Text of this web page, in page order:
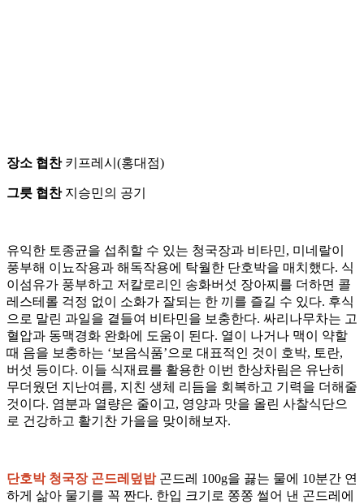
장소 협찬키프레시(홍대점)
그릇 협찬지승민의 공기
유익한 토종균을 섭취할 수 있는 청국장과 비타민, 미네랄이
풍부해 이뇨작용과 해독작용에 탁월한 단호박을 매치했다. 식
이섬유가 풍부하고 저칼로리인 송화버섯 장아찌를 더하면 콜
레스테롤 걱정 없이 소화가 잘되는 한 끼를 즐길 수 있다. 후식
으로 말린 과일을 곁들여 비타민을 보충한다. 싸리나무차는 고
혈압과 동맥경화 완화에 도움이 된다. 열이 나거나 맥이 약할
때 음을 보충하는 ‘보음식품’으로 대표적인 것이 호박, 토란,
버섯 등이다. 이들 식재료를 활용한 이번 한상차림은 유난히
무더웠던 지난여름, 지친 생체 리듬을 회복하고 기력을 더해줄
것이다. 염분과 열량은 줄이고, 영양과 맛을 올린 사찰식단으
로 건강하고 활기찬 가을을 맞이해보자.
단호박 청국장 곤드레덮밥곤드레 100g을 끓는 물에 10분간 연
하게 삶아 물기를 꼭 짠다. 한입 크기로 쫑쫑 썰어 낸 곤드레에